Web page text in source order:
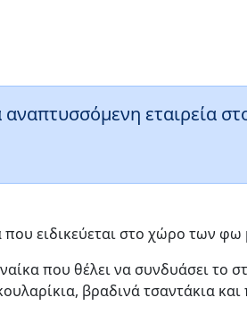
εταιρεία
που ειδικεύεται στο χώρο των
που θέλει να συνδυάσει το
βραδινά τσαντάκια